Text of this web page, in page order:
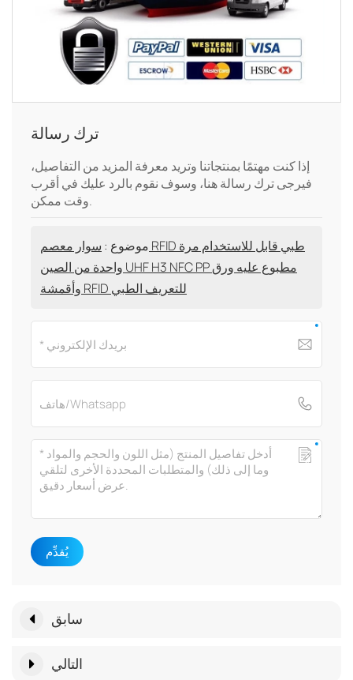
ترك رسالة
إذا كنت مهتمًا بمنتجاتنا وتريد معرفة المزيد من التفاصيل،
فيرجى ترك رسالة هنا، وسوف نقوم بالرد عليك في أقرب
وقت ممكن.
موضوع : سوار معصم RFID طبي قابل للاستخدام مرة
واحدة من الصين UHF H3 NFC PP مطبوع عليه ورق
وأقمشة RFID للتعريف الطبي
يُقدِّم
سابق
التالي